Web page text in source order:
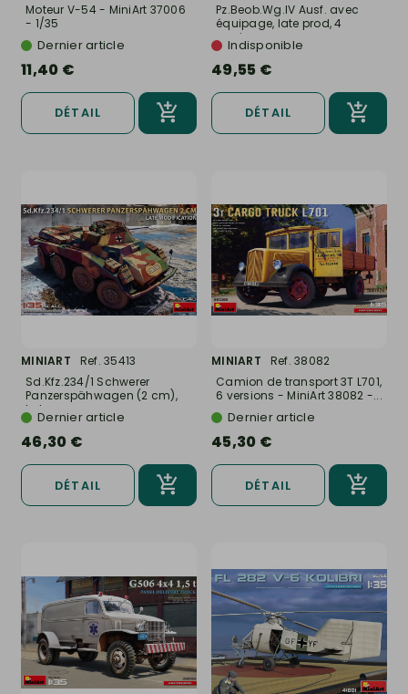
Moteur V-54 - MiniArt 37006
- 1/35
Dernier article
11,40 €
DÉTAIL
Pz.Beob.Wg.IV Ausf. avec
équipage, late prod, 4
versions...
Indisponible
49,55 €
DÉTAIL
MINIART
Ref. 35413
Sd.Kfz.234/1 Schwerer
Panzerspähwagen (2 cm),
Late...Dernier article
46,30 €
DÉTAIL
MINIART
Ref. 38082
Camion de transport 3T L701,
6 versions - MiniArt 38082 -...
Dernier article
45,30 €
DÉTAIL